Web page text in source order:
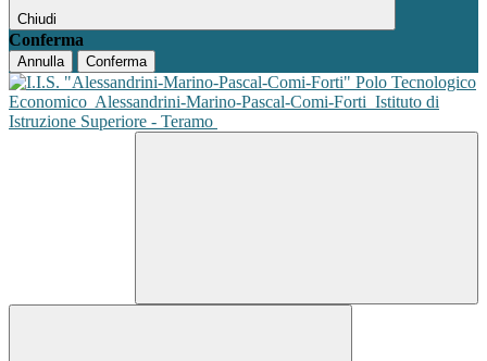
Chiudi
Conferma
Annulla Conferma
Polo Tecnologico
Economico Alessandrini-Marino-Pascal-Comi-Forti Istituto di
Istruzione Superiore - Teramo